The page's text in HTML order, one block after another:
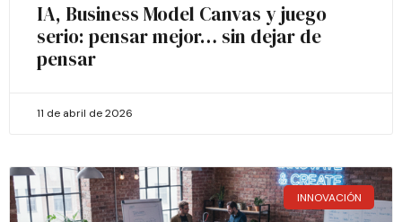
IA, Business Model Canvas y juego
serio: pensar mejor… sin dejar de
pensar
11 de abril de 2026
INNOVACIÓN